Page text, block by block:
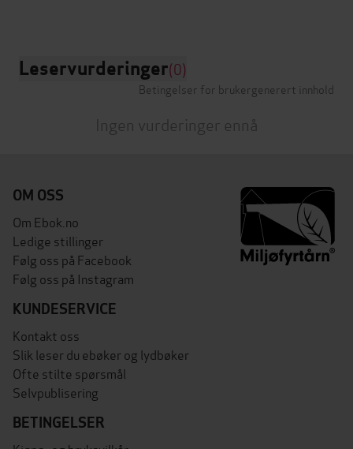
Leservurderinger(0)
Betingelser for brukergenerert innhold
Ingen vurderinger ennå
OM OSS
Om Ebok.no
Ledige stillinger
Følg oss på Facebook
Følg oss på Instagram
KUNDESERVICE
Kontakt oss
Slik leser du ebøker og lydbøker
Ofte stilte spørsmål
Selvpublisering
BETINGELSER